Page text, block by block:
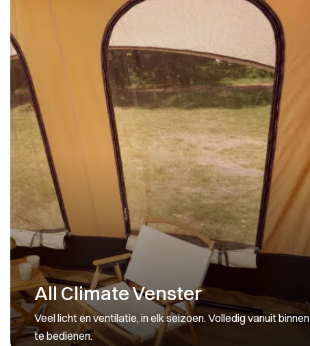
All Climate Venster
Veel licht en ventilatie, in elk seizoen. Volledig vanuit binnen
te bedienen.